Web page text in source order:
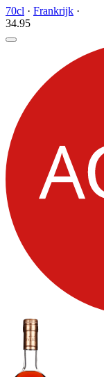
70cl · Frankrijk ·
34.95